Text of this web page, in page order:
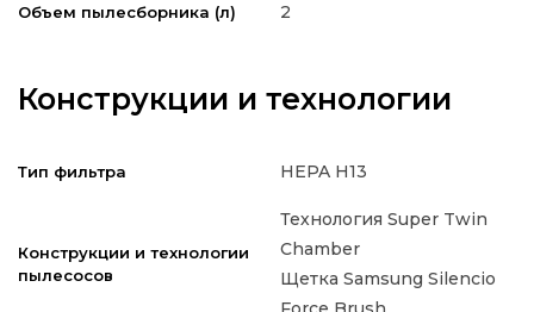
Объем пылесборника (л) 2
Конструкции и технологии
Тип фильтра HEPA H13
Конструкции и технологии
пылесосов
Технология Super Twin
Chamber
Щетка Samsung Silencio